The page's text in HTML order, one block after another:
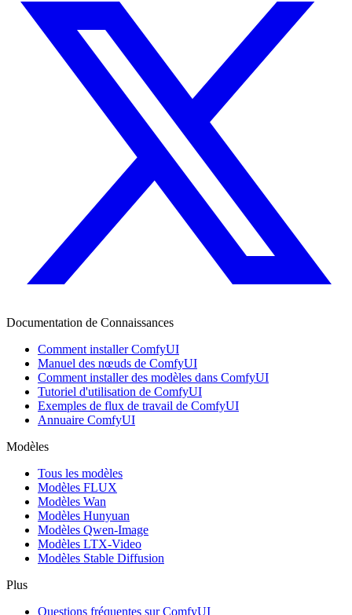
Documentation de Connaissances
Comment installer ComfyUI
Manuel des nœuds de ComfyUI
Comment installer des modèles dans ComfyUI
Tutoriel d'utilisation de ComfyUI
Exemples de flux de travail de ComfyUI
Annuaire ComfyUI
Modèles
Tous les modèles
Modèles FLUX
Modèles Wan
Modèles Hunyuan
Modèles Qwen-Image
Modèles LTX-Video
Modèles Stable Diffusion
Plus
Questions fréquentes sur ComfyUI